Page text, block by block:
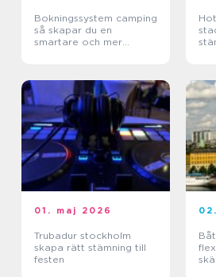
Bokningssystem camping
så skapar du en
smartare och mer
Hotell
01. maj 2026
Trubadur stockholm
skapa rätt stämning till
festen